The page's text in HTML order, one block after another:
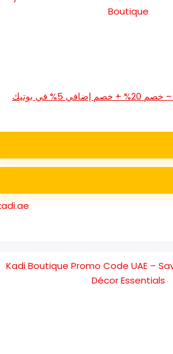
زيّني منزلكِ بأقل تكلفة – خصم 20% + خصم إضافي 5% في بوتيك
kadi.ae